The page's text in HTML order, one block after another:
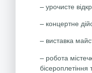
– урочисте
– концертне
– виставка
– робота